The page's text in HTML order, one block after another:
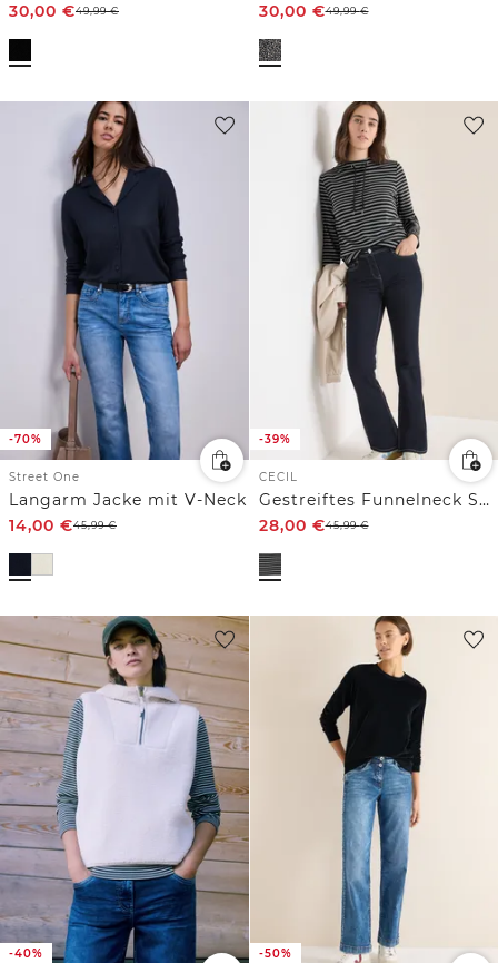
30,00 €49,99€
30,00 €49,99€
-70%
Street One
Langarm Jacke mit V-Neck
14,00 €45,99€
-39%
CECIL
Gestreiftes Funnelneck Shirt
28,00 €45,99€
-40% -50%